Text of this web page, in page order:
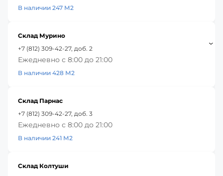
В наличии 247 М2
Склад Мурино
+7 (812) 309-42-27, доб. 2
Ежедневно с 8:00 до 21:00
В наличии 428 М2
Склад Парнас
+7 (812) 309-42-27, доб. 3
Ежедневно с 8:00 до 21:00
В наличии 241 М2
Склад Колтуши